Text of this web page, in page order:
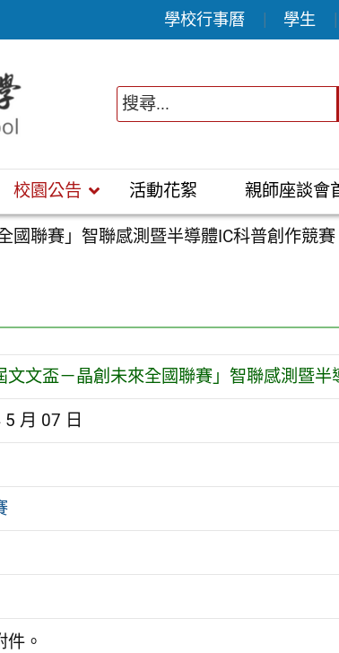
學校行事曆 學生
校園公告 活動花絮 親師座談會
國聯賽」智聯感測暨半導體IC科普創作競賽
文文盃－晶創未來全國聯賽」智聯感測暨
月 07 日
件。